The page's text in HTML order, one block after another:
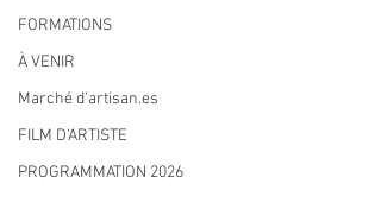
FORMATIONS
À VENIR
Marché d'artisan.es
FILM D'ARTISTE
PROGRAMMATION 2026